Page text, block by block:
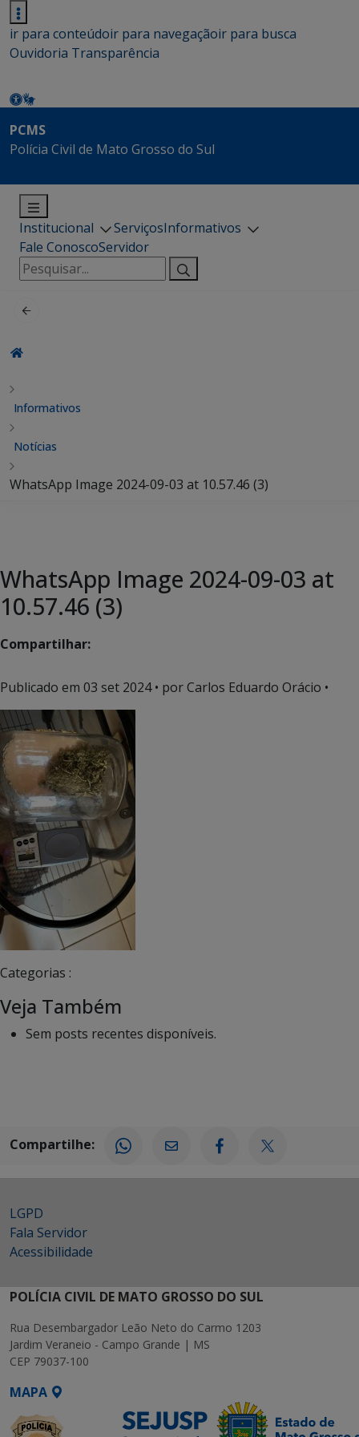
ir para conteúdoir para navegaçãoir para busca
Ouvidoria Transparência
PCMS
Polícia Civil de Mato Grosso do Sul
Institucional ServiçosInformativos
Fale ConoscoServidor
Pesquisar
por:
Informativos
Notícias
WhatsApp Image 2024-09-03 at 10.57.46 (3)
WhatsApp Image 2024-09-03 at
10.57.46 (3)
Compartilhar:
Publicado em 03 set 2024• por Carlos Eduardo Orácio •
Categorias :
Veja Também
Sem posts recentes disponíveis.
Compartilhe:
LGPD
Fala Servidor
Acessibilidade
POLÍCIA CIVIL DE MATO GROSSO DO SUL
Rua Desembargador Leão Neto do Carmo 1203
Jardim Veraneio - Campo Grande | MS
CEP 79037-100
MAPA